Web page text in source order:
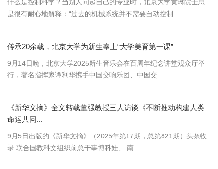
什么是控制科学？当别人问起自己的专业时，北京大学黄琳院士总
是很有耐心地解释：“过去的机械系统并不需要自动控制...
传承20余载，北京大学为新生奉上“大学美育第一课”
9月14日晚，北京大学2025新生音乐会在百周年纪念讲堂观众厅举
行，著名指挥家谭利华携手中国交响乐团、中国交...
《新华文摘》全文转载董强教授三人访谈《不断推动构建人类
命运共同...
9月5日出版的《新华文摘》（2025年第17期，总第821期）头条收
录 联合国教科文组织前总干事博科娃、 南...